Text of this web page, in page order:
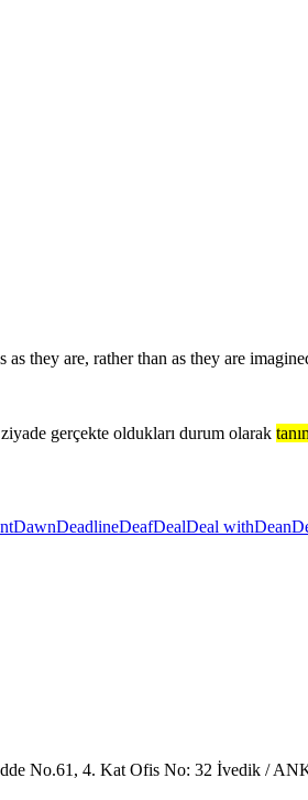
as they are, rather than as they are
gerçekte oldukları durum olarak
DawnDeadlineDeafDealDeal withDean
No.61, 4. Kat Ofis No: 32 İvedik /